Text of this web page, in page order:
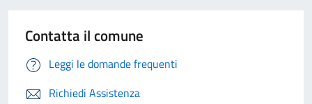
Contatta il comune
Leggi le domande frequenti
Richiedi Assistenza